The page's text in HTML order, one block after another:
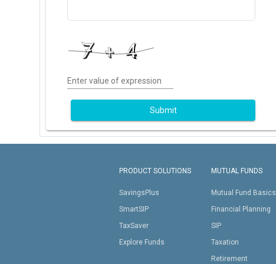
Enter value of expression
Submit
PRODUCT SOLUTIONS
SavingsPlus
SmartSIP
TaxSaver
Explore Funds
MUTUAL FUNDS
Mutual Fund Basics
Financial Planning
SIP
Taxation
Retirement